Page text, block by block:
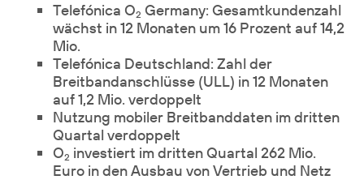
Telefónica O2 Germany: Gesamtkundenzahl
wächst in 12 Monaten um 16 Prozent auf 14,2
Mio.
Telefónica Deutschland: Zahl der
Breitbandanschlüsse (ULL) in 12 Monaten
auf 1,2 Mio. verdoppelt
Nutzung mobiler Breitbanddaten im dritten
Quartal verdoppelt
O2 investiert im dritten Quartal 262 Mio.
Euro in den Ausbau von Vertrieb und Netz